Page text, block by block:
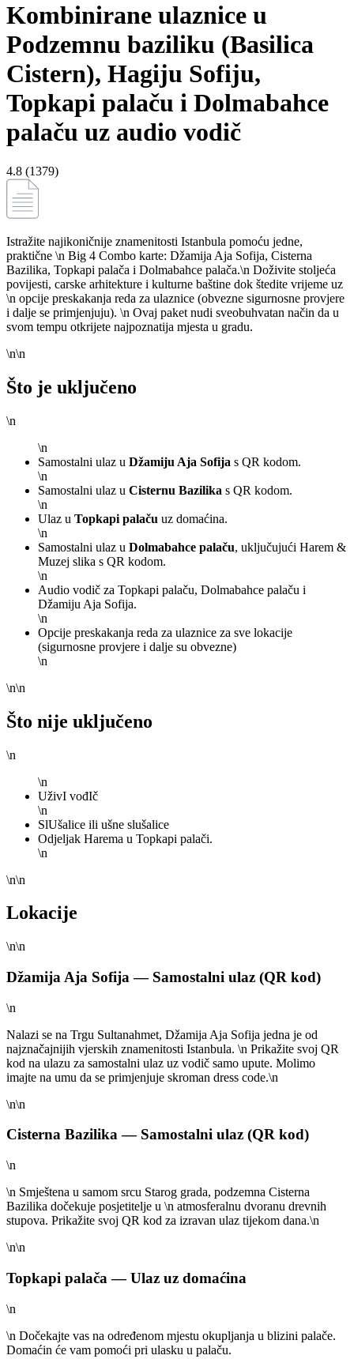
Kombinirane ulaznice u
Podzemnu baziliku (Basilica
Cistern), Hagiju Sofiju,
Topkapi palaču i Dolmabahce
palaču uz audio vodič
4.8 (1379)
Istražite najikoničnije znamenitosti Istanbula pomoću jedne,
praktične \n Big 4 Combo karte: Džamija Aja Sofija, Cisterna
Bazilika, Topkapi palača i Dolmabahce palača.\n Doživite stoljeća
povijesti, carske arhitekture i kulturne baštine dok štedite vrijeme uz
\n opcije preskakanja reda za ulaznice (obvezne sigurnosne provjere
i dalje se primjenjuju). \n Ovaj paket nudi sveobuhvatan način da u
svom tempu otkrijete najpoznatija mjesta u gradu.
\n\n
Što je uključeno
\n
\n
Samostalni ulaz u Džamiju Aja Sofija s QR kodom.
\n
Samostalni ulaz u Cisternu Bazilika s QR kodom.
\n
Ulaz u Topkapi palaču uz domaćina.
\n
Samostalni ulaz u Dolmabahce palaču, uključujući Harem &
Muzej slika s QR kodom.
\n
Audio vodič za Topkapi palaču, Dolmabahce palaču i
Džamiju Aja Sofija.
\n
Opcije preskakanja reda za ulaznice za sve lokacije
(sigurnosne provjere i dalje su obvezne)
\n
\n\n
Što nije uključeno
\n
\n
UživI vođIč
\n
SlUšalice ili ušne slušalice
Odjeljak Harema u Topkapi palači.
\n
\n\n
Lokacije
\n\n
Džamija Aja Sofija — Samostalni ulaz (QR kod)
\n
Nalazi se na Trgu Sultanahmet, Džamija Aja Sofija jedna je od
najznačajnijih vjerskih znamenitosti Istanbula. \n Prikažite svoj QR
kod na ulazu za samostalni ulaz uz vodič samo upute. Molimo
imajte na umu da se primjenjuje skroman dress code.\n
\n\n
Cisterna Bazilika — Samostalni ulaz (QR kod)
\n
\n Smještena u samom srcu Starog grada, podzemna Cisterna
Bazilika dočekuje posjetitelje u \n atmosferalnu dvoranu drevnih
stupova. Prikažite svoj QR kod za izravan ulaz tijekom dana.\n
\n\n
Topkapi palača — Ulaz uz domaćina
\n
\n Dočekajte vas na određenom mjestu okupljanja u blizini palače.
Domaćin će vam pomoći pri ulasku u palaču.